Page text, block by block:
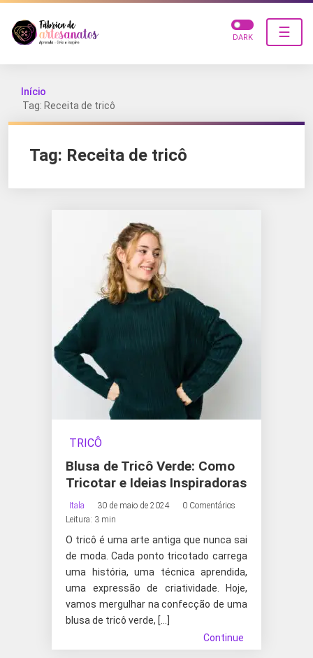
☰
DARK
Início
Tag: Receita de tricô
Tag: Receita de tricô
TRICÔ
Blusa de Tricô Verde: Como
Tricotar e Ideias Inspiradoras
Itala 30 de maio de 2024
0 Comentários
Leitura: 3 min
O tricô é uma arte antiga que nunca sai
de moda. Cada ponto tricotado carrega
uma história, uma técnica aprendida,
uma expressão de criatividade. Hoje,
vamos mergulhar na confecção de uma
blusa de tricô verde, […]
Continue